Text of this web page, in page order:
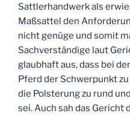
Sattlerhandwerk als
Maßsattel den
nicht genüge und somit
Sachverständige laut
glaubhaft aus, dass bei
Pferd der Schwerpunkt
die Polsterung zu rund
sei. Auch sah das Gericht